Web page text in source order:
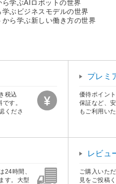
学ぶAIロボットの世界
ぶビジネスモデルの世界
ら学ぶ新しい働き方の世界
税込
す。
くださ
プレミ
優待ポイン
保証など、
もご利用い
24時間、
す。大型
レビュ
ご購入いた
見をご投稿